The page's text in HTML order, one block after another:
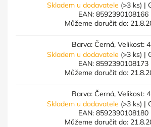
Skladem u dodavatele (>3 ks) |
EAN: 8592390108166
Můžeme doručit do:
Barva: Černá, Velikost:
Skladem u dodavatele (>3 ks) |
EAN: 8592390108173
Můžeme doručit do:
Barva: Černá, Velikost:
Skladem u dodavatele (>3 ks) |
EAN: 8592390108180
Můžeme doručit do: